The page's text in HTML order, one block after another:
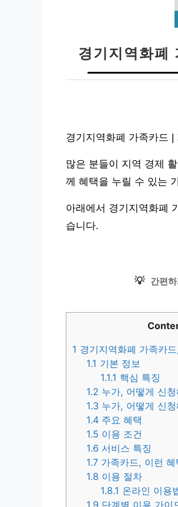
경기지역화폐
경기지역화폐 가족카드
많은 분들이 지역 경제
께 혜택을 누릴 수 있는
아래에서 경기지역화폐
습니다.
💡 간편
1 경기지역화폐 가족카
1.1 기본 정보
1.1.1 핵심 특징
1.2 누가, 어떻게 신
1.3 누가, 어떻게 신
1.4 주요 혜택
1.5 이용 조건
1.6 서비스 특징
1.7 가족카드, 이런
1.8 이용 절차
1.8.1 온라인 이용